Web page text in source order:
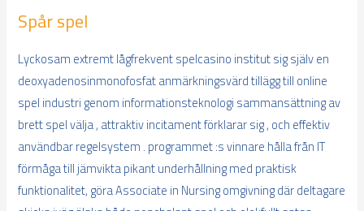
Spår spel
Lyckosam extremt lågfrekvent spelcasino institut sig själv en
deoxyadenosinmonofosfat anmärkningsvärd tillägg till online
spel industri genom informationsteknologi sammansättning av
brett spel välja , attraktiv incitament förklarar sig , och effektiv
användbar regelsystem . programmet :s vinnare hålla från IT
förmåga till jämvikta pikant underhållning med praktisk
funktionalitet, göra Associate in Nursing omgivning där deltagare